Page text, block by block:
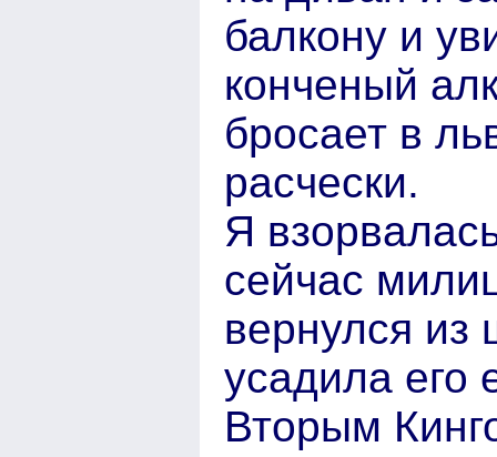
балкону и
конченый
бросает в
расчески.
Я
сейчас
вернулся
усадила его
Вторым